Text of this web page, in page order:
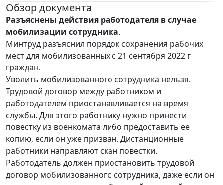
Обзор документа
Разъяснены действия работодателя в случае
мобилизации сотрудника.
Минтруд разъяснил порядок сохранения рабочих
мест для мобилизованных с 21 сентября 2022 г
граждан.
Уволить мобилизованного сотрудника нельзя.
Трудовой договор между работником и
работодателем приостанавливается на время
службы. Для этого работнику нужно принести
повестку из военкомата либо предоставить ее
копию, если он уже призван. Дистанционные
работники направляют скан повестки.
Работодатель должен приостановить трудовой
договор мобилизованного сотрудника, даже если он